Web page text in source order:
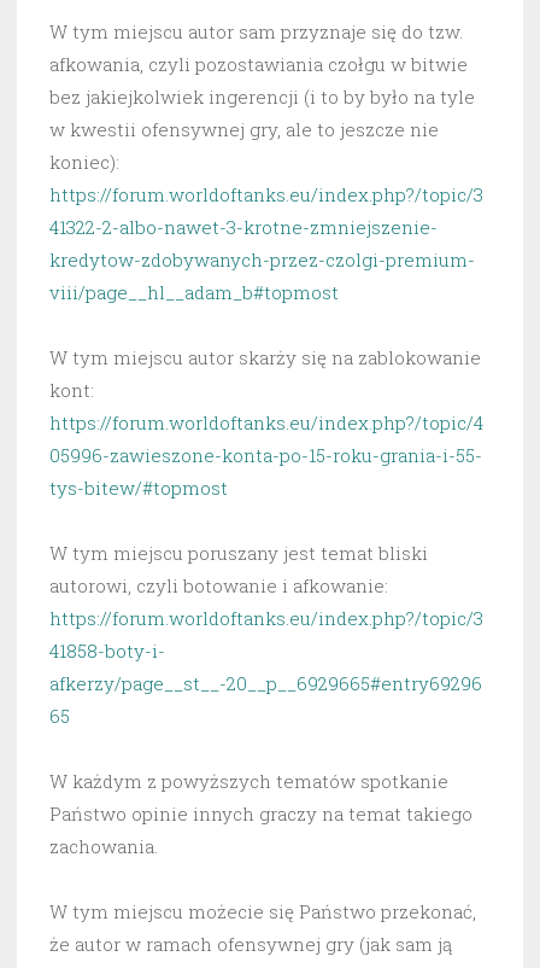
W tym miejscu autor sam przyznaje się do tzw.
afkowania, czyli pozostawiania czołgu w bitwie
bez jakiejkolwiek ingerencji (i to by było na tyle
w kwestii ofensywnej gry, ale to jeszcze nie
koniec):
https://forum.worldoftanks.eu/index.php?/topic/3
41322-2-albo-nawet-3-krotne-zmniejszenie-
kredytow-zdobywanych-przez-czolgi-premium-
viii/page__hl__adam_b#topmost
W tym miejscu autor skarży się na zablokowanie
kont:
https://forum.worldoftanks.eu/index.php?/topic/4
05996-zawieszone-konta-po-15-roku-grania-i-55-
tys-bitew/#topmost
W tym miejscu poruszany jest temat bliski
autorowi, czyli botowanie i afkowanie:
https://forum.worldoftanks.eu/index.php?/topic/3
41858-boty-i-
afkerzy/page__st__-20__p__6929665#entry69296
65
W każdym z powyższych tematów spotkanie
Państwo opinie innych graczy na temat takiego
zachowania.
W tym miejscu możecie się Państwo przekonać,
że autor w ramach ofensywnej gry (jak sam ją